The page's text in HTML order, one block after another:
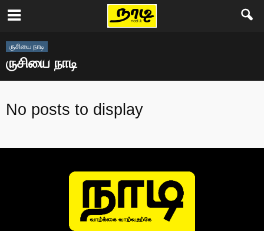
ருசியை நாடி
ருசியை நாடி
No posts to display